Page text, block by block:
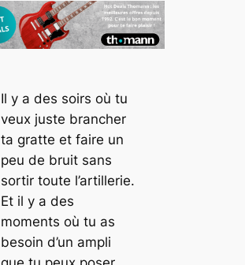
Il y a des soirs où tu
veux juste brancher
ta gratte et faire un
peu de bruit sans
sortir toute l’artillerie.
Et il y a des
moments où tu as
besoin d’un ampli